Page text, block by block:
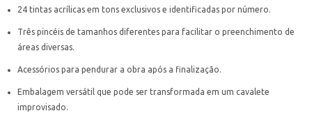
24 tintas acrílicas em tons exclusivos e identificadas por número.
Três pincéis de tamanhos diferentes para facilitar o preenchimento de
áreas diversas.
Acessórios para pendurar a obra após a finalização.
Embalagem versátil que pode ser transformada em um cavalete
improvisado.